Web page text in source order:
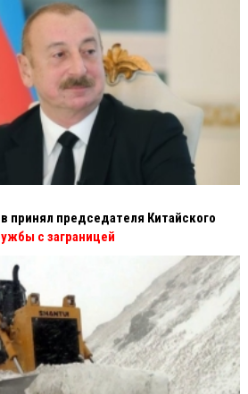
принял председателя Китайского
с заграницей